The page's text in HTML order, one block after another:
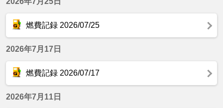
燃費記録 2026/07/25
2026年7月17日
燃費記録 2026/07/17
2026年7月11日